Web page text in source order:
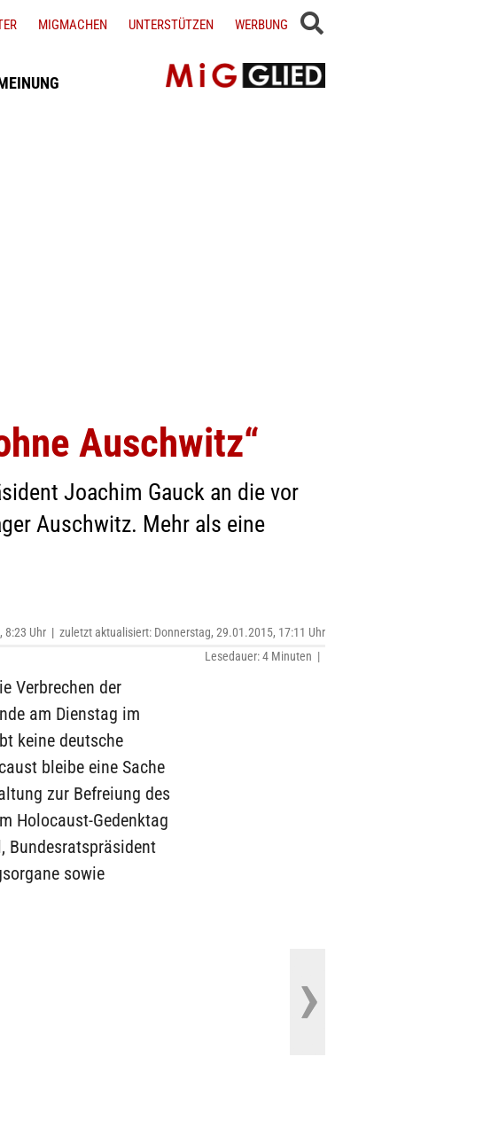
MIGMACHEN UNTERSTÜTZEN WERBUNG
Auschwitz“
Joachim Gauck an die vor
Auschwitz. Mehr als eine
8:23 Uhr | zuletzt aktualisiert: Donnerstag, 29.01.2015, 17:11 Uhr
Lesedauer: 4 Minuten |
Verbrechen der
am Dienstag im
keine deutsche
bleibe eine Sache
zur Befreiung des
Holocaust-Gedenktag
Bundesratspräsident
sowie